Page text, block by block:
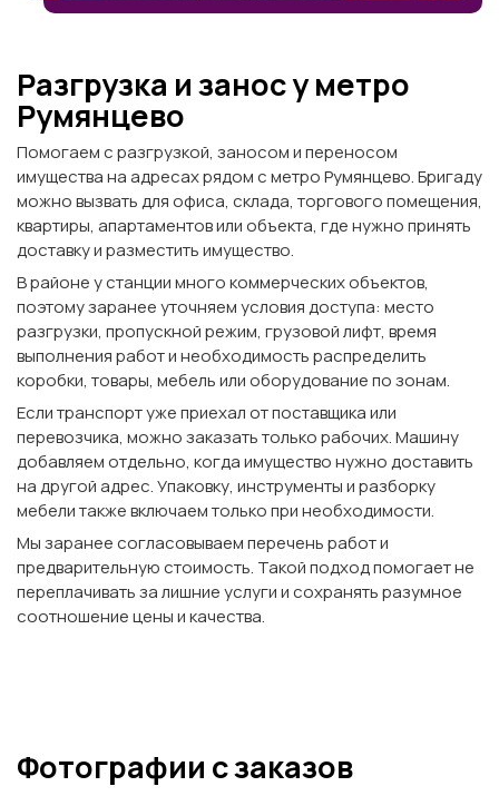
Разгрузка и занос у метро
Румянцево
Помогаем с разгрузкой, заносом и переносом
имущества на адресах рядом с метро Румянцево. Бригаду
можно вызвать для офиса, склада, торгового помещения,
квартиры, апартаментов или объекта, где нужно принять
доставку и разместить имущество.
В районе у станции много коммерческих объектов,
поэтому заранее уточняем условия доступа: место
разгрузки, пропускной режим, грузовой лифт, время
выполнения работ и необходимость распределить
коробки, товары, мебель или оборудование по зонам.
Если транспорт уже приехал от поставщика или
перевозчика, можно заказать только рабочих. Машину
добавляем отдельно, когда имущество нужно доставить
на другой адрес. Упаковку, инструменты и разборку
мебели также включаем только при необходимости.
Мы заранее согласовываем перечень работ и
предварительную стоимость. Такой подход помогает не
переплачивать за лишние услуги и сохранять разумное
соотношение цены и качества.
Фотографии с заказов